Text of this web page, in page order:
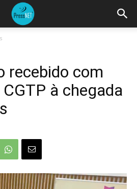
recebido com
à chegada